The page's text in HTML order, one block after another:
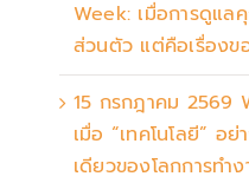
Week: เมื่อการดูแล
ส่วนตัว แต่คือเรื่องข
15 กรกฎาคม 2569
เมื่อ “เทคโนโลยี” อ
เดียวของโลกการทำง